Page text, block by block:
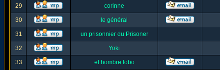
29 corinne
30 le général
31 un prisonnier du Prisoner
32 Yoki
33 el hombre lobo